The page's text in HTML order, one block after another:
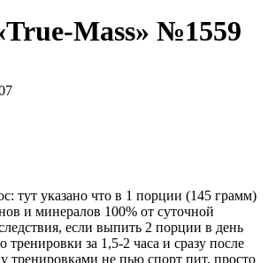
Mass» №1559
тут указано что в 1 порции (145 грамм)
и минералов 100% от суточной
если выпить 2 порции в день
тренировки за 1,5-2 часа и сразу после
тренировками не пью спорт пит, просто